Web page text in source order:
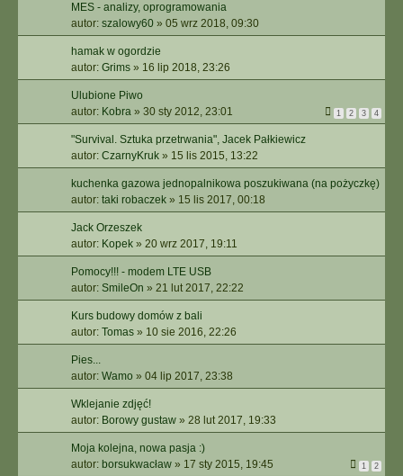
MES - analizy, oprogramowania
autor: szalowy60 » 05 wrz 2018, 09:30
hamak w ogordzie
autor: Grims » 16 lip 2018, 23:26
Ulubione Piwo
autor: Kobra » 30 sty 2012, 23:01 1 2 3 4
"Survival. Sztuka przetrwania", Jacek Pałkiewicz
autor: CzarnyKruk » 15 lis 2015, 13:22
kuchenka gazowa jednopalnikowa poszukiwana (na pożyczkę)
autor: taki robaczek » 15 lis 2017, 00:18
Jack Orzeszek
autor: Kopek » 20 wrz 2017, 19:11
Pomocy!!! - modem LTE USB
autor: SmileOn » 21 lut 2017, 22:22
Kurs budowy domów z bali
autor: Tomas » 10 sie 2016, 22:26
Pies...
autor: Wamo » 04 lip 2017, 23:38
Wklejanie zdjęć!
autor: Borowy gustaw » 28 lut 2017, 19:33
Moja kolejna, nowa pasja :)
autor: borsukwacław » 17 sty 2015, 19:45 1 2